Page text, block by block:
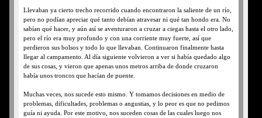
Llevaban ya cierto trecho recorrido cuando encontraron la saliente de un río,
pero no podían apreciar qué tanto debían atravesar ni qué tan hondo era. No
sabían qué hacer, y aún así se aventuraron a cruzar a ciegas hasta el otro lado,
pero el río era muy profundo y con una corriente muy fuerte, así que
perdieron sus bolsos y todo lo que llevaban. Continuaron finalmente hasta
llegar al campamento. Al día siguiente volvieron a ver si había quedado algo
de sus cosas, y vieron que apenas unos metros arriba de donde cruzaron
había unos troncos que hacían de puente.
Muchas veces, nos sucede esto mismo. Y tomamos decisiones en medio de
problemas, dificultades, problemas o angustias, y lo peor es que no pedimos
guía ni ayuda. Por este motivo, nos suceden cosas de las cuales luego nos